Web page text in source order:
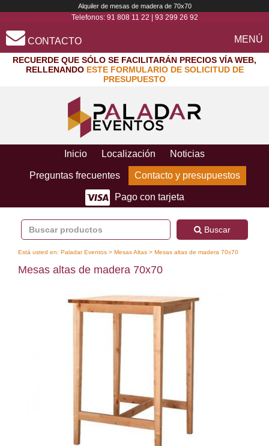
Alquiler de mesas de madera de 70x70
Telefonos: 91 808 11 22 93 299 26 92
CONTACTO MENÚ
RECUERDE QUE SÓLO SE FACILITARÁN PRECIOS VÍA WEB,
RELLENANDO ESTE FORMULARIO DE SOLICITUD DE
PRESUPUESTO
Inicio Localización Noticias
Preguntas frecuentes Contacto y presupuestos
Pago con tarjeta
Buscar
Está usted en: Paladar Eventos > Mesas Altas > Mesas altas de madera 70x70
Mesas altas de madera 70x70